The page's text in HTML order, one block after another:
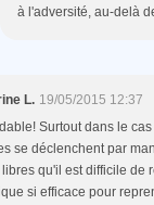
à l'adversité, au-delà
L. 19/05/2015 12:37
Surtout dans le
se déclenchent par
qu'il est difficile de
si efficace pour